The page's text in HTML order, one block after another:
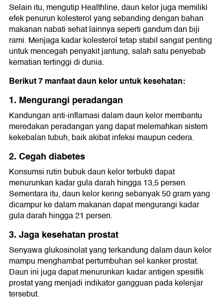
Selain itu, mengutip Healthline, daun kelor juga memiliki
efek penurun kolesterol yang sebanding dengan bahan
makanan nabati sehat lainnya seperti gandum dan biji
rami. Menjaga kadar kolesterol tetap stabil sangat penting
untuk mencegah penyakit jantung, salah satu penyebab
kematian tertinggi di dunia.
Berikut 7 manfaat daun kelor untuk kesehatan:
1. Mengurangi peradangan
Kandungan anti-inflamasi dalam daun kelor membantu
meredakan peradangan yang dapat melemahkan sistem
kekebalan tubuh, baik akibat infeksi maupun cedera.
2. Cegah diabetes
Konsumsi rutin bubuk daun kelor terbukti dapat
menurunkan kadar gula darah hingga 13,5 persen.
Sementara itu, daun kelor kering sebanyak 50 gram yang
dicampur ke dalam makanan dapat mengurangi kadar
gula darah hingga 21 persen.
3. Jaga kesehatan prostat
Senyawa glukosinolat yang terkandung dalam daun kelor
mampu menghambat pertumbuhan sel kanker prostat.
Daun ini juga dapat menurunkan kadar antigen spesifik
prostat yang menjadi indikator gangguan pada kelenjar
tersebut.